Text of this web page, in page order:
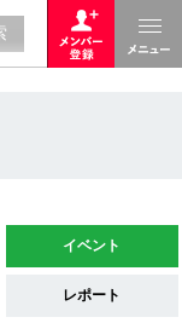
イベント
レポート